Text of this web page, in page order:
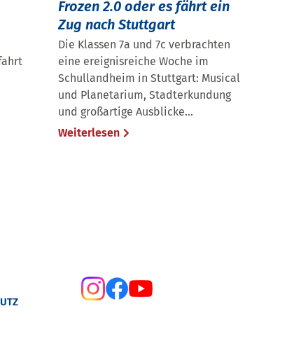
Frozen 2.0 oder es fährt ein
Zug nach Stuttgart
Die Klassen 7a und 7c verbrachten
eine ereignisreiche Woche im
Schullandheim in Stuttgart: Musical
und Planetarium, Stadterkundung
und großartige Ausblicke...
Weiterlesen